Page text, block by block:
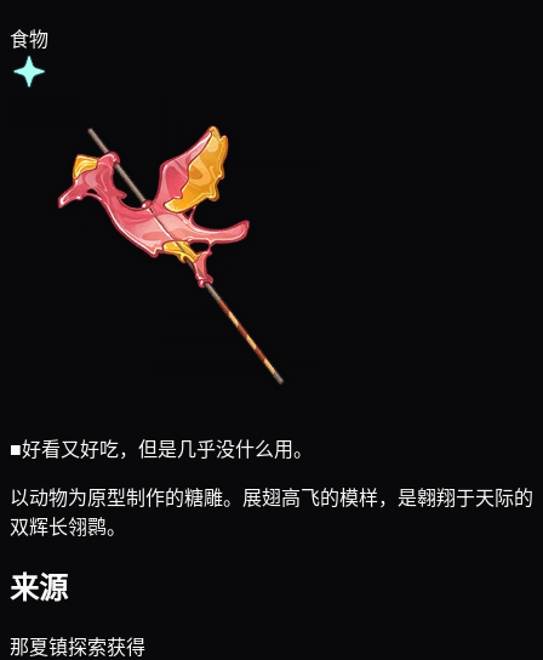
食物
■好看又好吃，但是几乎没什么用。
以动物为原型制作的糖雕。展翅高飞的模样，是翱翔于天际的
双辉长翎鹮。
来源
那夏镇探索获得